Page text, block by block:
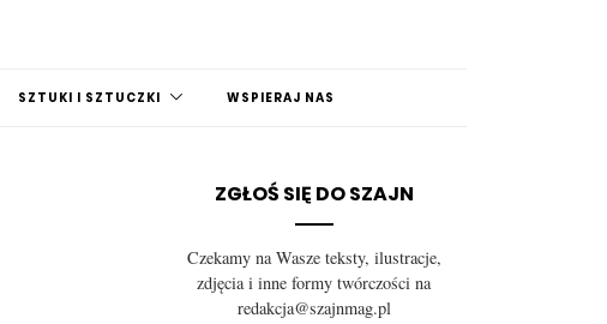
SZTUKI I SZTUCZKI WSPIERAJ NAS
ZGŁOŚ SIĘ DO SZAJN
Czekamy na Wasze teksty, ilustracje,
zdjęcia i inne formy twórczości na
redakcja@szajnmag.pl